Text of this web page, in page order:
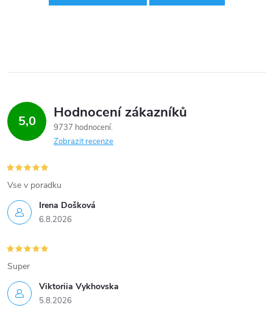
5,0 Hodnocení zákazníků
9737 hodnocení
Zobrazit recenze
Irena Došková
6.8.2026
Vse v poradku
Viktoriia Vykhovska
5.8.2026
Super